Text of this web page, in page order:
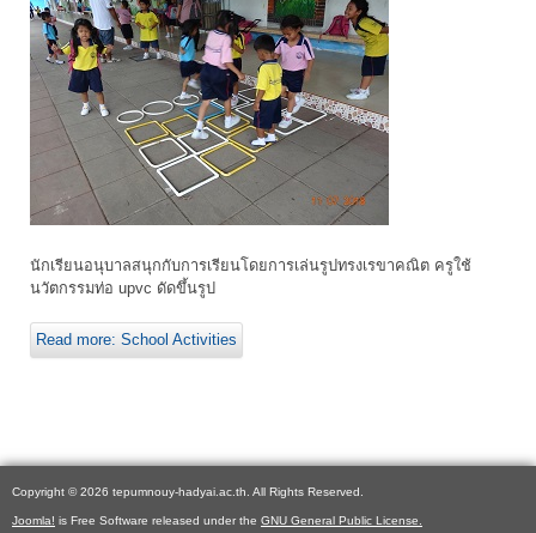
นักเรียนอนุบาลสนุกกับการเรียนโดยการเล่นรูปทรงเรขาคณิต ครูใช้
นวัตกรรมท่อ upvc ดัดขึ้นรูป
Read more: School Activities
Copyright © 2026 tepumnouy-hadyai.ac.th. All Rights Reserved.
Joomla! is Free Software released under the GNU General Public License.